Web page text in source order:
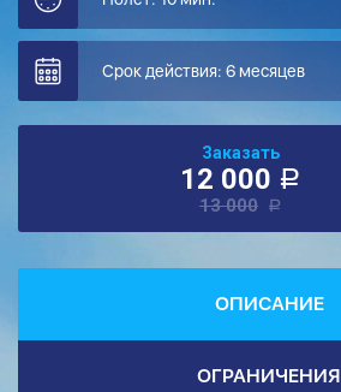
Срок действия: 6 месяцев
Заказать
12 000 a
13 000 a
ОПИСАНИЕ
ОГРАНИЧЕНИЯ